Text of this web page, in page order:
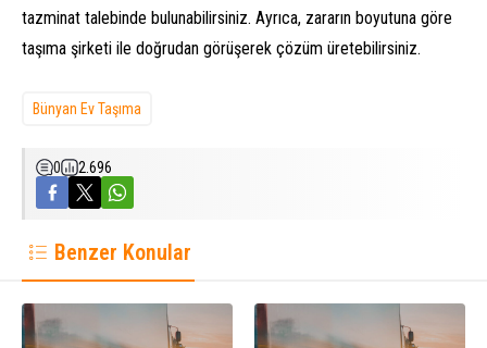
tazminat talebinde bulunabilirsiniz. Ayrıca, zararın boyutuna göre
taşıma şirketi ile doğrudan görüşerek çözüm üretebilirsiniz.
Bünyan Ev Taşıma
0 2.696
Benzer Konular